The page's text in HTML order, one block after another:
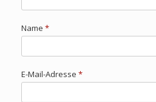
Name *
E-Mail-Adresse *